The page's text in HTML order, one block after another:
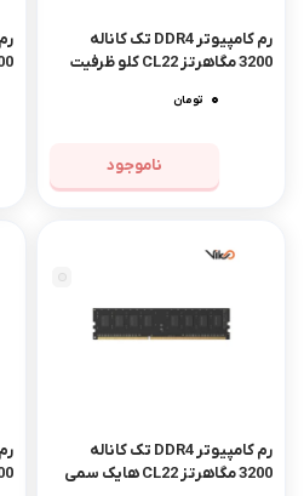
رم کامپیوتر DDR4 تک کاناله
3200 مگاهرتز CL22 کلو ظرفیت
0 تومان
ناموجود
رم کامپیوتر DDR4 تک کاناله
3200 مگاهرتز CL22 هایک سمی